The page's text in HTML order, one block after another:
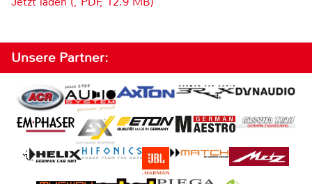
Unsere Partner: